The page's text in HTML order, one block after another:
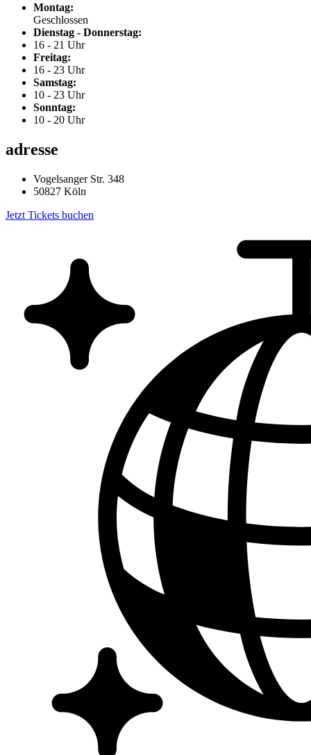
Montag:
Geschlossen
Dienstag - Donnerstag:
16 - 21 Uhr
Freitag:
16 - 23 Uhr
Samstag:
10 - 23 Uhr
Sonntag:
10 - 20 Uhr
adresse
Vogelsanger Str. 348
50827 Köln
Jetzt Tickets buchen